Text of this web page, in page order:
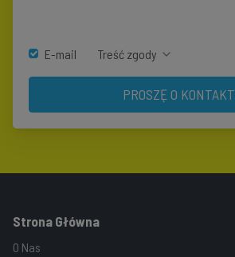
E-mail Treść zgody
PROSZĘ O KONTAKT
Strona Główna
O Nas